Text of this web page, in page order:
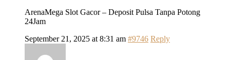
ArenaMega Slot Gacor – Deposit Pulsa Tanpa Potong
24Jam
September 21, 2025 at 8:31 am #9746 Reply